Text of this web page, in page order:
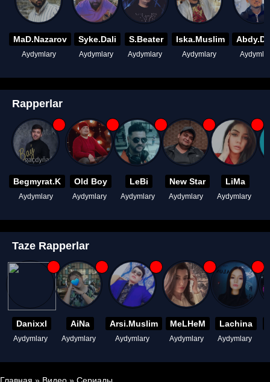
MaD.Nazarov
Aydymlary
Syke.Dali
Aydymlary
S.Beater
Aydymlary
Iska.Muslim
Aydymlary
Rapperlar
Begmyrat.K
Aydymlary
Old Boy
Aydymlary
LeBi
Aydymlary
New Star
Aydymlary
LiMa
Aydymlary
Taze Rapperlar
Danixxl
Aydymlary
AiNa
Aydymlary
Arsi.Muslim
Aydymlary
MeLHeM
Aydymlary
Lachina
Aydymlary